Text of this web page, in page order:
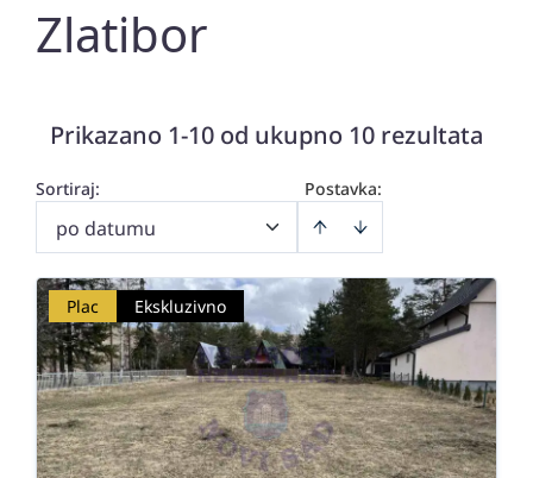
Zlatibor
Prikazano 1-10 od ukupno 10 rezultata
Postavka:
Sortiraj:
po datumu
Plac Ekskluzivno